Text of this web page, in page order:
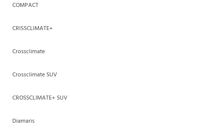
COMPACT
CRISSCLIMATE+
Crossclimate
Crossclimate SUV
CROSSCLIMATE+ SUV
Diamaris